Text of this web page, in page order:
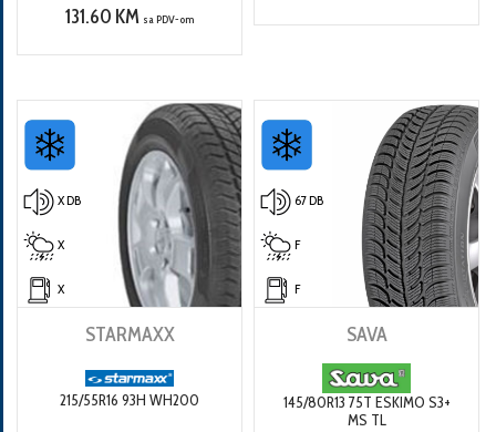
131.60 KM sa PDV-om
X DB
X
X
STARMAXX
215/55R16 93H WH200
67 DB
F
F
SAVA
145/80R13 75T ESKIMO S3+
MS TL